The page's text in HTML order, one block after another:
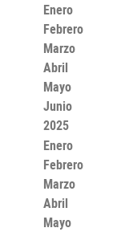
Enero
Febrero
Marzo
Abril
Mayo
Junio
2025
Enero
Febrero
Marzo
Abril
Mayo